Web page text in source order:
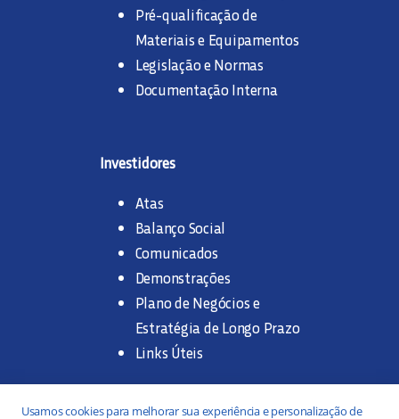
Pré-qualificação de
Materiais e Equipamentos
Legislação e Normas
Documentação Interna
Investidores
Atas
Balanço Social
Comunicados
Demonstrações
Plano de Negócios e
Estratégia de Longo Prazo
Links Úteis
Trabalhe na SANASA
Usamos cookies para melhorar sua experiência e personalização de